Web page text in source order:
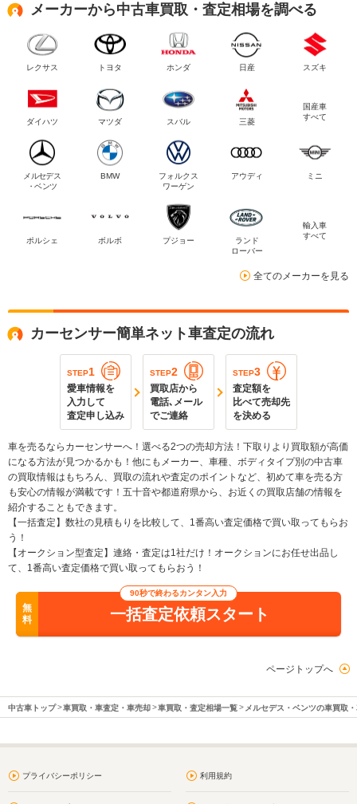
メーカーから中古車買取・査定相場を調べる
レクサス トヨタ ホンダ 日産 スズキ
ダイハツ マツダ スバル 三菱
国産車
すべて
メルセデス
・ベンツ
BMW
フォルクス
ワーゲン
アウディ ミニ
ポルシェ ボルボ プジョー
ランド
ローバー
輸入車
すべて
全てのメーカーを見る
カーセンサー簡単ネット車査定の流れ
STEP1
愛車情報を
入力して
査定申し込み
STEP2
買取店から
電話､メール
でご連絡
STEP3
査定額を
比べて売却先
を決める
車を売るならカーセンサーへ！選べる2つの売却方法！下取りより買取額が高価
になる方法が見つかるかも！他にもメーカー、車種、ボディタイプ別の中古車
の買取情報はもちろん、買取の流れや査定のポイントなど、初めて車を売る方
も安心の情報が満載です！五十音や都道府県から、お近くの買取店舗の情報を
紹介することもできます。
【一括査定】数社の見積もりを比較して、1番高い査定価格で買い取ってもらお
う！
【オークション型査定】連絡・査定は1社だけ！オークションにお任せ出品し
て、1番高い査定価格で買い取ってもらおう！
無
料
90秒で終わるカンタン入力
一括査定依頼スタート
ページトップへ
中古車トップ 車買取・車査定・車売却 車買取・査定相場一覧 メルセデス・ベンツの車買取
プライバシーポリシー 利用規約